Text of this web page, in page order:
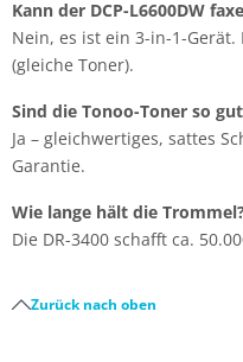
Kann der DCP-L6600DW
Nein, es ist ein 3-in-1-Gerät.
(gleiche Toner).
Sind die Tonoo-Toner so
Ja – gleichwertiges, sattes
Garantie.
Wie lange hält die
Die DR-3400 schafft ca.
Zurück nach oben